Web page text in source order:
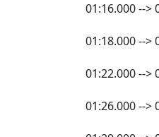
01:16.000 -->
01:18.000 -->
01:22.000 -->
01:26.000 -->